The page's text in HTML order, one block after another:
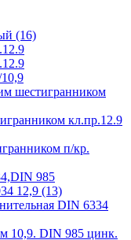
(16)
шестигранником
кл.пр.12.9
п/кр.
985
12,9 (13)
DIN 6334
10,9. DIN 985 цинк.